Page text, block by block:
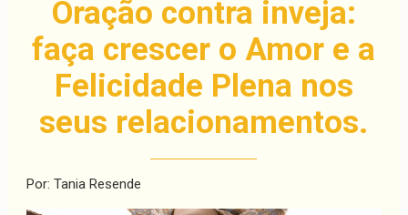
Oração contra inveja:
faça crescer o Amor e a
Felicidade Plena nos
seus relacionamentos.
Por: Tania Resende